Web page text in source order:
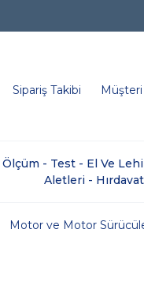
Sipariş Takibi
Ölçüm - Test - El Ve
Aletleri - Hırdavat
Motor ve Motor